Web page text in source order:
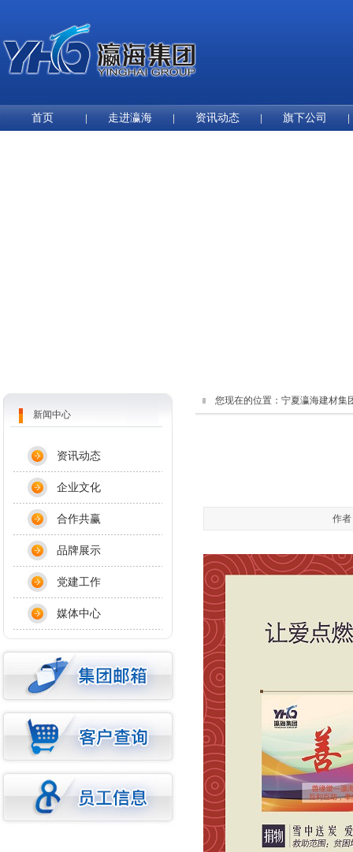
首页 走进瀛海 资讯动态 旗下公司
您现在的位置： 宁夏瀛海建材集
作
新闻中心
资讯动态
企业文化
合作共赢
品牌展示
党建工作
媒体中心